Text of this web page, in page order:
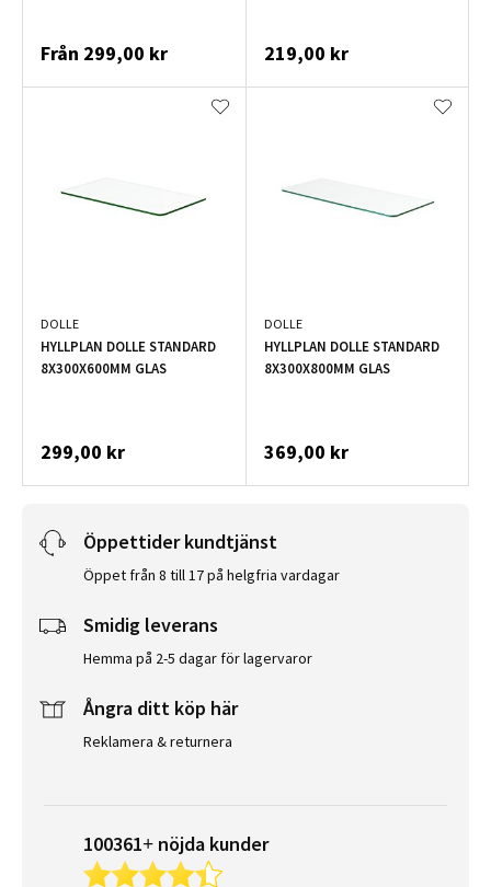
Från 299,00 kr 219,00 kr
DOLLE
HYLLPLAN DOLLE STANDARD
8X300X600MM GLAS
299,00 kr
DOLLE
HYLLPLAN DOLLE STANDARD
8X300X800MM GLAS
369,00 kr
Öppettider kundtjänst
Öppet från 8 till 17 på helgfria vardagar
Smidig leverans
Hemma på 2-5 dagar för lagervaror
Ångra ditt köp här
Reklamera & returnera
100361+ nöjda kunder